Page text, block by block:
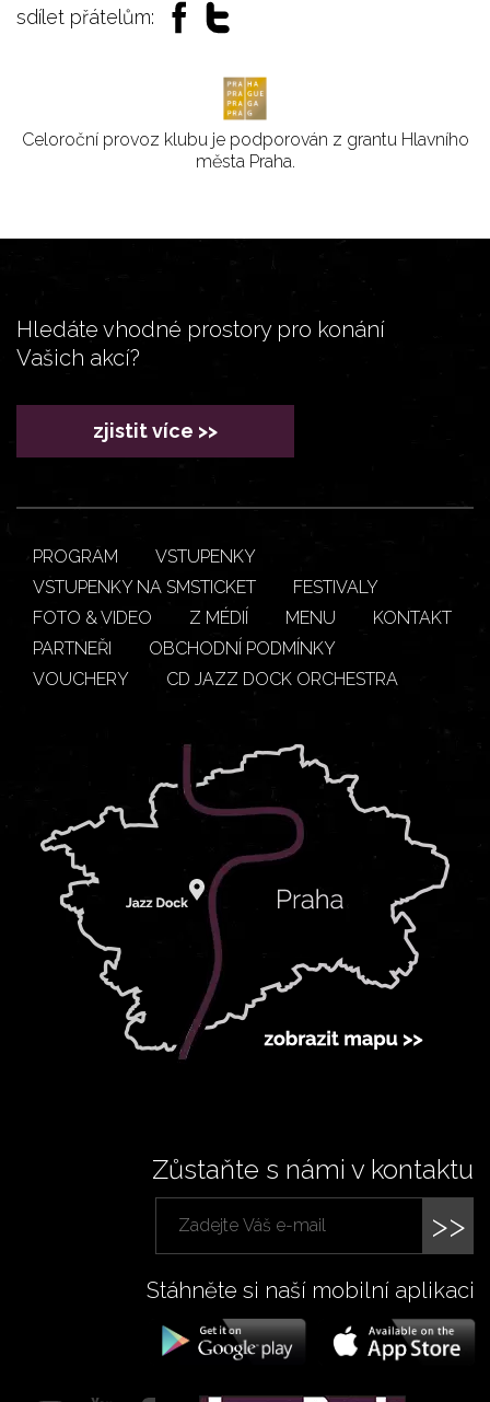
sdílet přátelům:
Celoroční provoz klubu je podporován z grantu Hlavního
města Praha.
Hledáte vhodné prostory pro konání
Vašich akcí?
zjistit více >>
PROGRAM
VSTUPENKY
VSTUPENKY NA SMSTICKET
FESTIVALY
FOTO & VIDEO
Z MÉDIÍ MENU
KONTAKT
PARTNEŘI
OBCHODNÍ PODMÍNKY
VOUCHERY
CD JAZZ DOCK ORCHESTRA
Zůstaňte s námi v kontaktu
>>
Stáhněte si naší mobilní aplikaci